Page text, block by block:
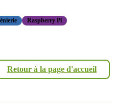
Raspberry Pi
Retour à la page d'accueil